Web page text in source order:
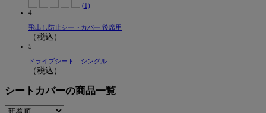
(1)
4
飛出し防止シートカバー 後席用
（税込）
5
ドライブシート シングル
（税込）
シートカバーの商品一覧